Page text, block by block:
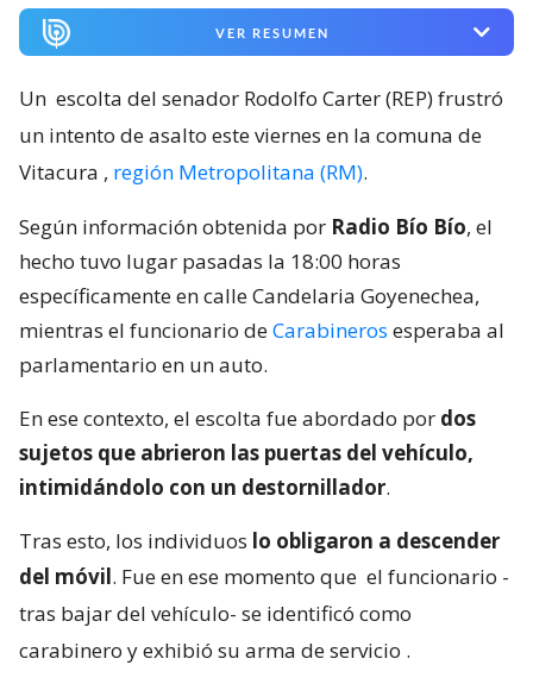
VER RESUMEN
Un escolta del senador Rodolfo Carter (REP) frustró
un intento de asalto este viernes en la comuna de
Vitacura , región Metropolitana (RM).
Según información obtenida por Radio Bío Bío, el
hecho tuvo lugar pasadas la 18:00 horas
específicamente en calle Candelaria Goyenechea,
mientras el funcionario deCarabineros esperaba al
parlamentario en un auto.
En ese contexto, el escolta fue abordado por dos
sujetos que abrieron las puertas del vehículo,
intimidándolo con un destornillador.
Tras esto, los individuos lo obligaron a descender
del móvil. Fue en ese momento que el funcionario -
tras bajar del vehículo- se identificó como
carabinero y exhibió su arma de servicio .